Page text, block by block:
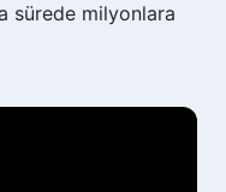
sürede milyonlara